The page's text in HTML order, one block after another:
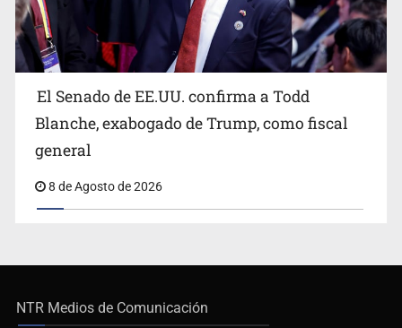
El Senado de EE.UU. confirma a Todd
Blanche, exabogado de Trump, como fiscal
general
8 de Agosto de 2026
NTR Medios de Comunicación